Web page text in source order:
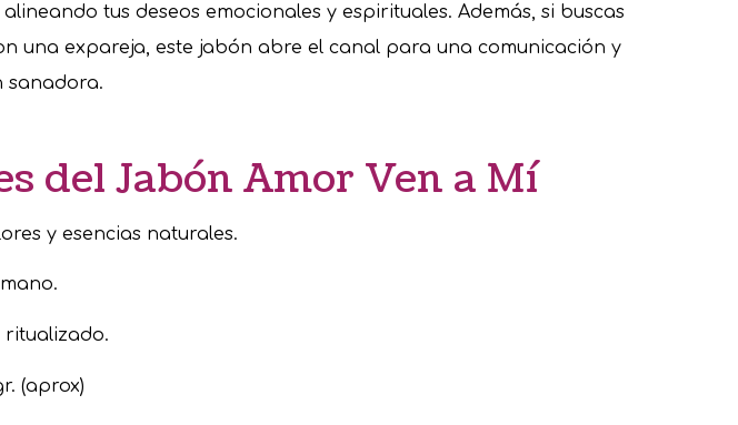
tus deseos emocionales y espirituales. Además, si buscas
una expareja, este jabón abre el canal para una comunicación y
sanadora.
del Jabón Amor Ven a Mí
y esencias naturales.
ritualizado.
(aprox)